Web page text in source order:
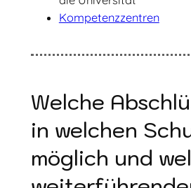
Kompetenzzentren
Welche
in welchen
möglich und